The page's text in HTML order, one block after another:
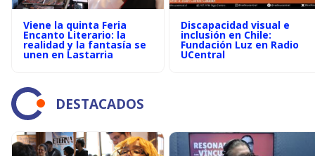
Viene la quinta Feria
Encanto Literario: la
realidad y la fantasía se
unen en Lastarria
Discapacidad visual e
inclusión en Chile:
Fundación Luz en Radio
UCentral
DESTACADOS